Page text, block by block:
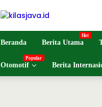
Beranda Berita Utama
Otomotif Berita